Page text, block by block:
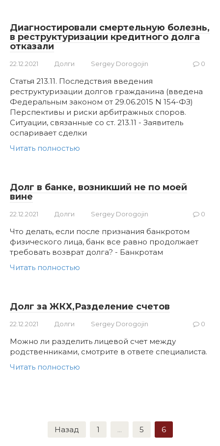
Диагностировали смертельную болезнь,
в реструктуризации кредитного долга
отказали
22.12.2021 Долги Sergey Dorogojin 0
Статья 213.11. Последствия введения
реструктуризации долгов гражданина (введена
Федеральным законом от 29.06.2015 N 154-ФЗ)
Перспективы и риски арбитражных споров.
Ситуации, связанные со ст. 213.11 - Заявитель
оспаривает сделки
Читать полностью
Долг в банке, возникший не по моей
вине
22.12.2021 Долги Sergey Dorogojin 0
Что делать, если после признания банкротом
физического лица, банк все равно продолжает
требовать возврат долга? - Банкротам
Читать полностью
Долг за ЖКХ,Разделение счетов
22.12.2021 Долги Sergey Dorogojin 0
Можно ли разделить лицевой счет между
родственниками, смотрите в ответе специалиста.
Читать полностью
Назад 1 ... 5 6